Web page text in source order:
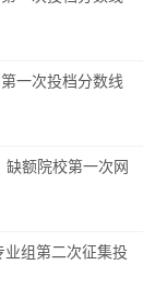
一次投档分数线
额院校第一次网
组第二次征集投